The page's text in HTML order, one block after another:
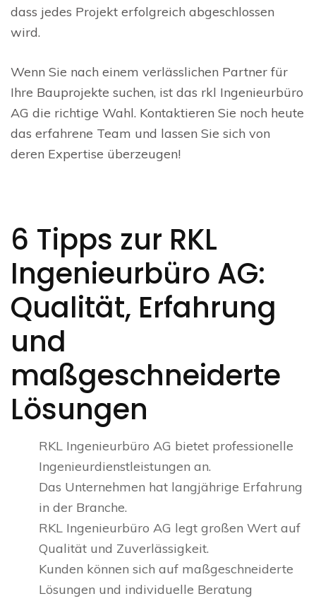
dass jedes Projekt erfolgreich abgeschlossen
wird.
Wenn Sie nach einem verlässlichen Partner für
Ihre Bauprojekte suchen, ist das rkl Ingenieurbüro
AG die richtige Wahl. Kontaktieren Sie noch heute
das erfahrene Team und lassen Sie sich von
deren Expertise überzeugen!
6 Tipps zur RKL
Ingenieurbüro AG:
Qualität, Erfahrung
und
maßgeschneiderte
Lösungen
RKL Ingenieurbüro AG bietet professionelle
Ingenieurdienstleistungen an.
Das Unternehmen hat langjährige Erfahrung
in der Branche.
RKL Ingenieurbüro AG legt großen Wert auf
Qualität und Zuverlässigkeit.
Kunden können sich auf maßgeschneiderte
Lösungen und individuelle Beratung